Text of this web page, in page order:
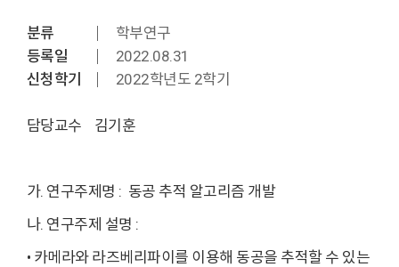
분류
학부연구
등록일
2022.08.31
신청학기
2022학년도 2학기
담당교수 김기훈
가. 연구주제명 : 동공 추적 알고리즘 개발
나. 연구주제 설명 :
• 카메라와 라즈베리파이를 이용해 동공을 추적할 수 있는